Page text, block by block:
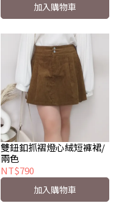
加入購物車
雙鈕釦抓褶燈心絨短褲裙/
兩色
NT$790
加入購物車